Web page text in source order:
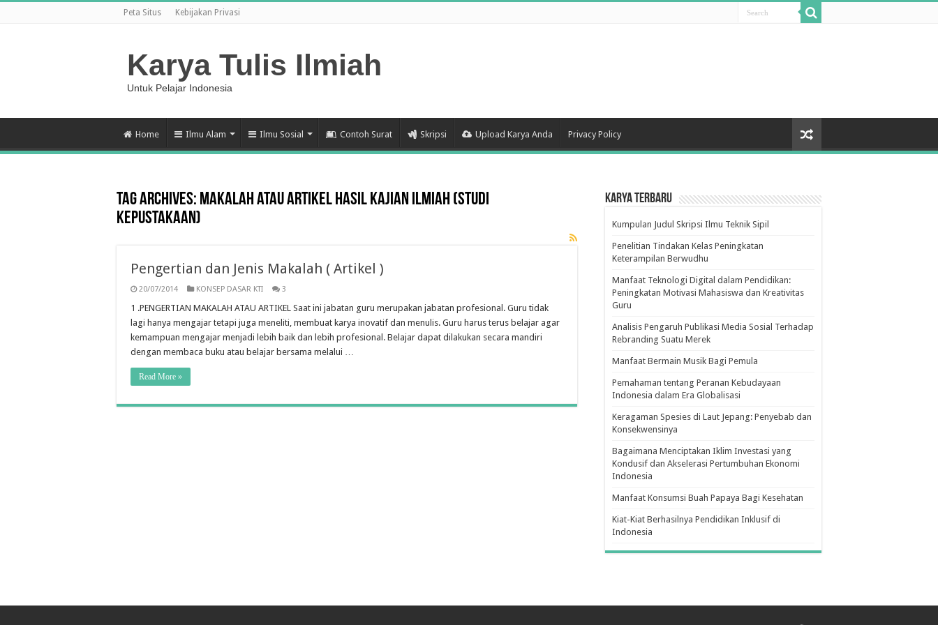
Peta Situs Kebijakan Privasi
Karya Tulis Ilmiah
Untuk Pelajar Indonesia
Home Ilmu Alam Ilmu Sosial Contoh Surat Skripsi Upload Karya Anda Privacy Policy
Tag Archives: Makalah atau Artikel Hasil Kajian Ilmiah (Studi
Kepustakaan)
Pengertian dan Jenis Makalah ( Artikel )
20/07/2014 KONSEP DASAR KTI 3
1 .PENGERTIAN MAKALAH ATAU ARTIKEL Saat ini jabatan guru merupakan jabatan profesional. Guru tidak
lagi hanya mengajar tetapi juga meneliti, membuat karya inovatif dan menulis. Guru harus terus belajar agar
kemampuan mengajar menjadi lebih baik dan lebih profesional. Belajar dapat dilakukan secara mandiri
dengan membaca buku atau belajar bersama melalui …
Read More »
Karya Terbaru
Kumpulan Judul Skripsi Ilmu Teknik Sipil
Penelitian Tindakan Kelas Peningkatan
Keterampilan Berwudhu
Manfaat Teknologi Digital dalam Pendidikan:
Peningkatan Motivasi Mahasiswa dan Kreativitas
Guru
Analisis Pengaruh Publikasi Media Sosial Terhadap
Rebranding Suatu Merek
Manfaat Bermain Musik Bagi Pemula
Pemahaman tentang Peranan Kebudayaan
Indonesia dalam Era Globalisasi
Keragaman Spesies di Laut Jepang: Penyebab dan
Konsekwensinya
Bagaimana Menciptakan Iklim Investasi yang
Kondusif dan Akselerasi Pertumbuhan Ekonomi
Indonesia
Manfaat Konsumsi Buah Papaya Bagi Kesehatan
Kiat-Kiat Berhasilnya Pendidikan Inklusif di
Indonesia